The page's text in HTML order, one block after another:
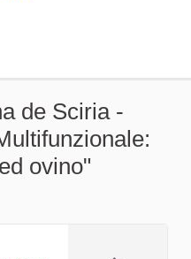
de Sciria -
ovino"